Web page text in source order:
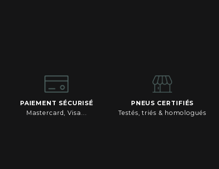
PAIEMENT SÉCURISÉ
Mastercard, Visa...
PNEUS CERTIFIÉS
Testés, triés & homologués